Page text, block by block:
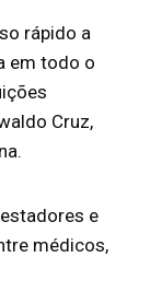
rápido a
em todo o
Cruz,
e
médicos,